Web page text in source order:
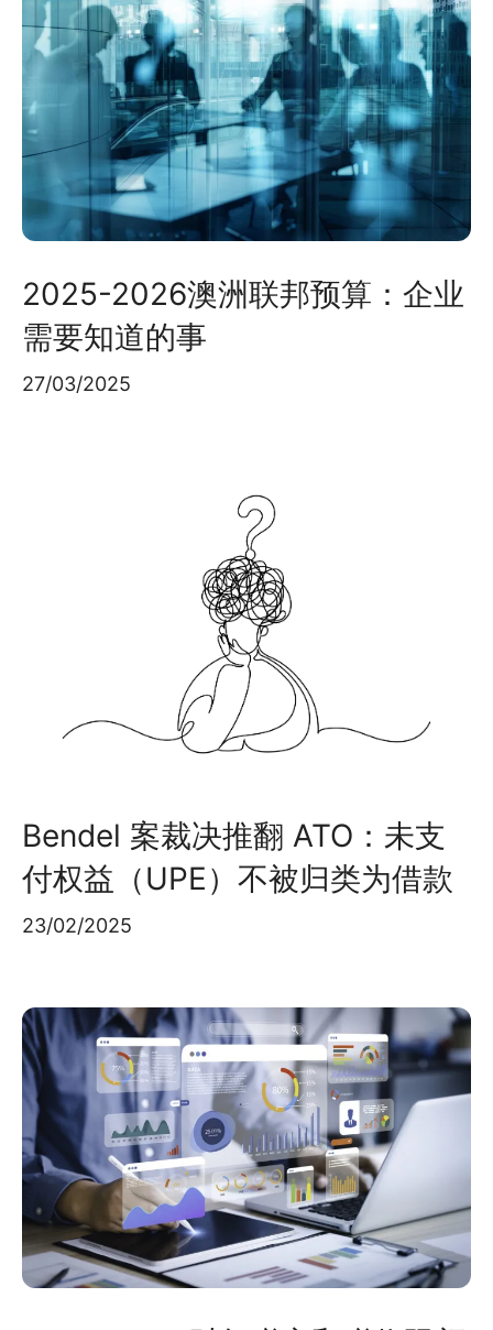
2025-2026澳洲联邦预算：企业
需要知道的事
27/03/2025
Bendel 案裁决推翻 ATO：未支
付权益（UPE）不被归类为借款
23/02/2025